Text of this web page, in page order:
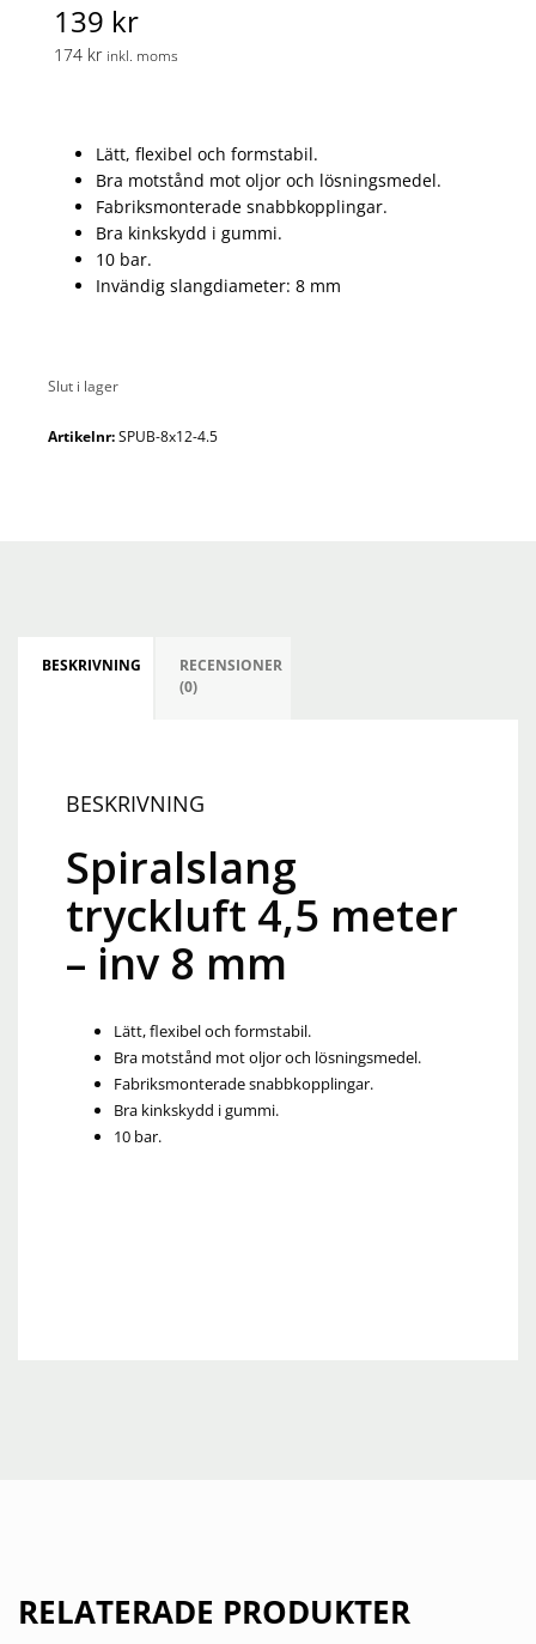
139 kr
174 kr inkl. moms
Lätt, flexibel och formstabil.
Bra motstånd mot oljor och lösningsmedel.
Fabriksmonterade snabbkopplingar.
Bra kinkskydd i gummi.
10 bar.
Invändig slangdiameter: 8 mm
Slut i lager
Artikelnr:SPUB-8x12-4.5
BESKRIVNING
RECENSIONER
(0)
BESKRIVNING
Spiralslang
tryckluft 4,5 meter
– inv 8 mm
Lätt, flexibel och formstabil.
Bra motstånd mot oljor och lösningsmedel.
Fabriksmonterade snabbkopplingar.
Bra kinkskydd i gummi.
10 bar.
RELATERADE PRODUKTER